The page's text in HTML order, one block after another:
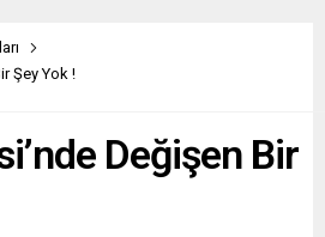
Şey Yok !
Değişen Bir